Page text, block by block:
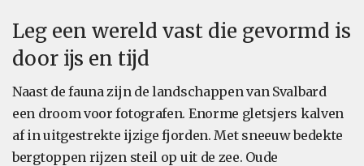
Leg een wereld vast die gevormd is
door ijs en tijd
Naast de fauna zijn de landschappen van Svalbard
een droom voor fotografen. Enorme gletsjers kalven
af in uitgestrekte ijzige fjorden. Met sneeuw bedekte
bergtoppen rijzen steil op uit de zee. Oude